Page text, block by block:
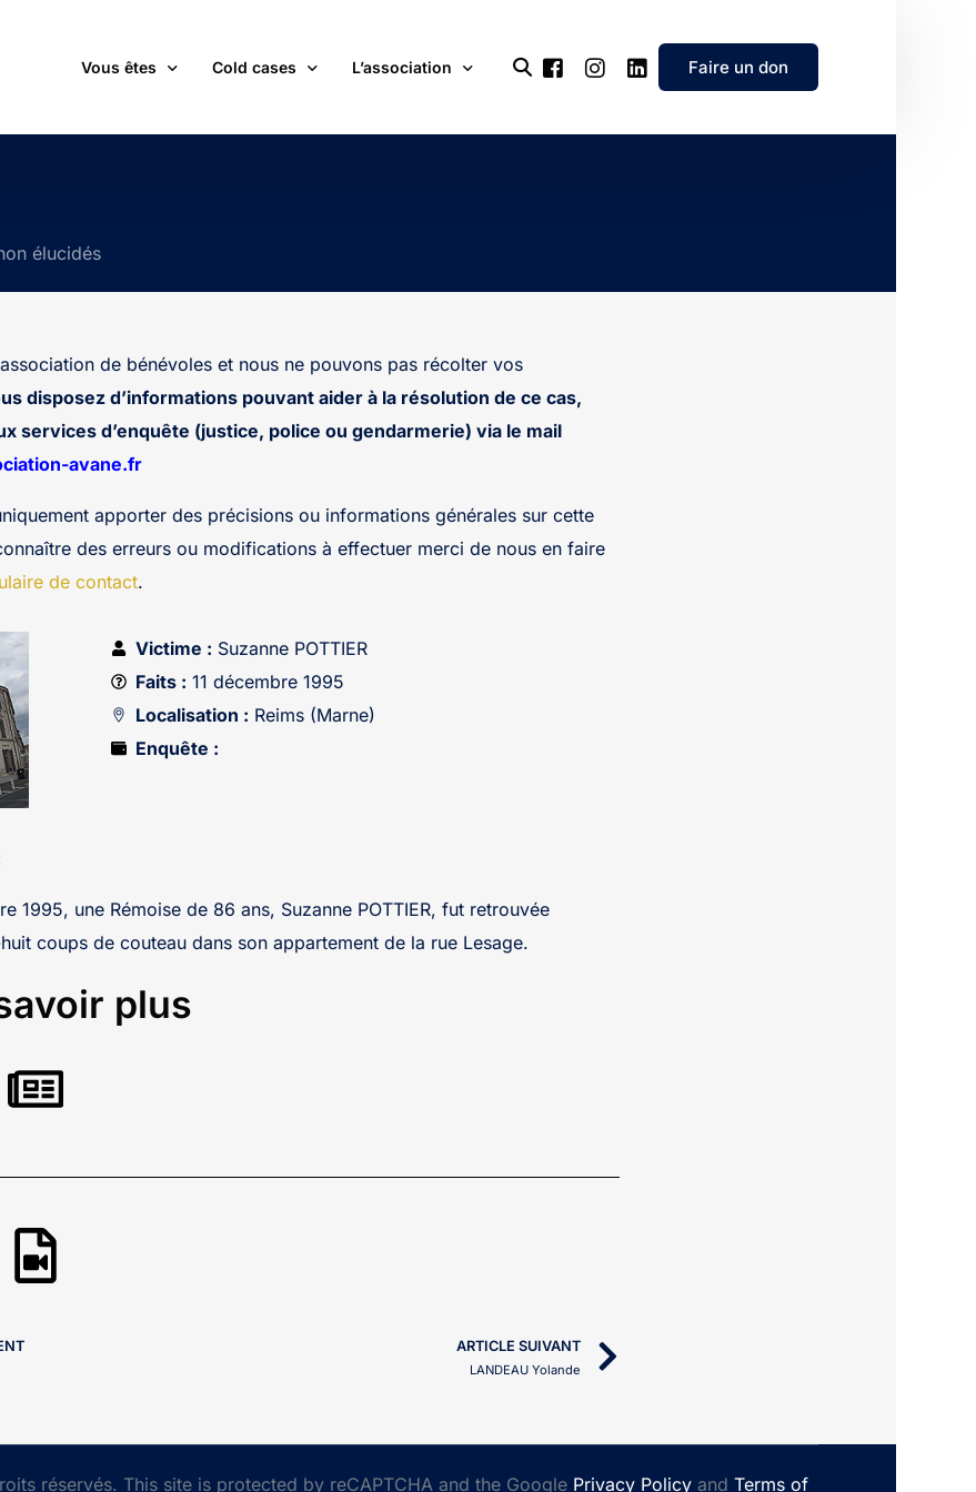
Vous êtes
passionné(e) par les cold cases
un futur adhérent ou bénévole
journaliste
Cold cases L’association
Devenir bénévole
Contact
Faire un don
élucidés
de bénévoles et nous ne pouvons pas récolter vos
disposez d’informations pouvant aider à la résolution de ce cas,
services d’enquête (justice, police ou gendarmerie) via le mail
avane.fr
apporter des précisions ou informations générales sur cette
des erreurs ou modifications à effectuer merci de nous en faire
de contact.
Victime : Suzanne POTTIER
Faits : 11 décembre 1995
Localisation : Reims (Marne)
Enquête :
1995, une Rémoise de 86 ans, Suzanne POTTIER, fut retrouvée
coups de couteau dans son appartement de la rue Lesage.
plus
ARTICLE SUIVANT
LANDEAU Yolande
réservés. This site is protected by reCAPTCHA and the Google Privacy Policy and Terms of